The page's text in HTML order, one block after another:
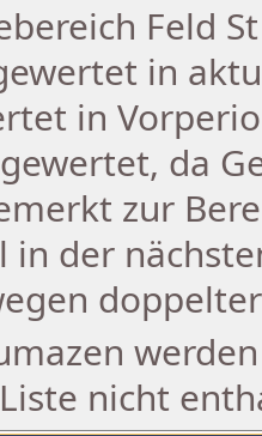
Feld
in
in
da
zur
in der
nicht